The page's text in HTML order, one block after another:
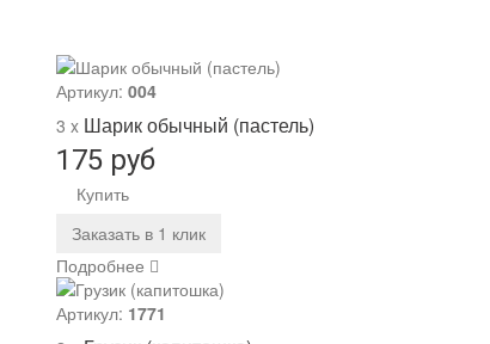
Артикул: 004
3 x Шарик обычный (пастель)
175 руб
Купить
Заказать в 1 клик
Подробнее
Артикул: 1771